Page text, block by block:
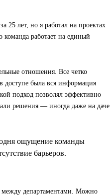
лет, но я работал на проектах
работает на единый
отношения. Все четко
доступе была вся информация
подход позволял эффективно
решения — иногда даже на даче
ощущение команды
барьеров.
между департаментами. Можно